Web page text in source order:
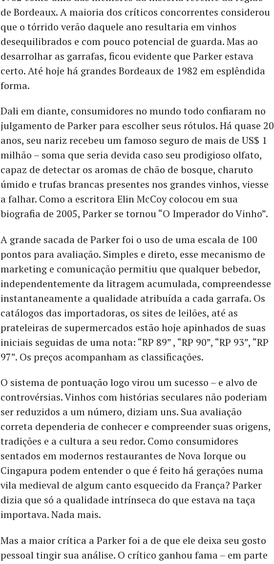
de Bordeaux. A maioria dos críticos concorrentes considerou
que o tórrido verão daquele ano resultaria em vinhos
desequilibrados e com pouco potencial de guarda. Mas ao
desarrolhar as garrafas, ficou evidente que Parker estava
certo. Até hoje há grandes Bordeaux de 1982 em esplêndida
forma.
Dali em diante, consumidores no mundo todo confiaram no
julgamento de Parker para escolher seus rótulos. Há quase 20
anos, seu nariz recebeu um famoso seguro de mais de US$ 1
milhão – soma que seria devida caso seu prodigioso olfato,
capaz de detectar os aromas de chão de bosque, charuto
úmido e trufas brancas presentes nos grandes vinhos, viesse
a falhar. Como a escritora Elin McCoy colocou em sua
biografia de 2005, Parker se tornou “O Imperador do Vinho”.
A grande sacada de Parker foi o uso de uma escala de 100
pontos para avaliação. Simples e direto, esse mecanismo de
marketing e comunicação permitiu que qualquer bebedor,
independentemente da litragem acumulada, compreendesse
instantaneamente a qualidade atribuída a cada garrafa. Os
catálogos das importadoras, os sites de leilões, até as
prateleiras de supermercados estão hoje apinhados de suas
iniciais seguidas de uma nota: “RP 89” , “RP 90”, “RP 93”, “RP
97”. Os preços acompanham as classificações.
O sistema de pontuação logo virou um sucesso – e alvo de
controvérsias. Vinhos com histórias seculares não poderiam
ser reduzidos a um número, diziam uns. Sua avaliação
correta dependeria de conhecer e compreender suas origens,
tradições e a cultura a seu redor. Como consumidores
sentados em modernos restaurantes de Nova Iorque ou
Cingapura podem entender o que é feito há gerações numa
vila medieval de algum canto esquecido da França? Parker
dizia que só a qualidade intrínseca do que estava na taça
importava. Nada mais.
Mas a maior crítica a Parker foi a de que ele deixa seu gosto
pessoal tingir sua análise. O crítico ganhou fama – em parte